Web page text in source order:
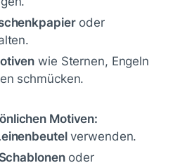
oder
wie Sternen, Engeln
schmücken.
Motiven:
verwenden.
Schablonenoder